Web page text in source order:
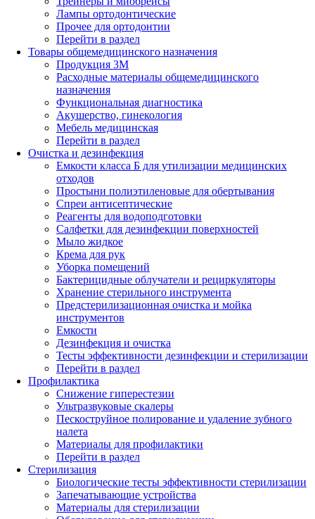
Лампы ортодонтические
Прочее для ортодонтии
Перейти в раздел
Товары общемедицинского назначения
Продукция 3М
Расходные материалы общемедицинского
назначения
Функциональная диагностика
Акушерство, гинекология
Мебель медицинская
Перейти в раздел
Очистка и дезинфекция
Емкости класса Б для утилизации медицинских
отходов
Простыни полиэтиленовые для обертывания
Спреи антисептические
Реагенты для водоподготовки
Салфетки для дезинфекции поверхностей
Мыло жидкое
Крема для рук
Уборка помещений
Бактерицидные облучатели и рециркуляторы
Хранение стерильного инструмента
Предстерилизационная очистка и мойка
инструментов
Емкости
Дезинфекция и очистка
Тесты эффективности дезинфекции и стерилизации
Перейти в раздел
Профилактика
Снижение гиперестезии
Ультразвуковые скалеры
Пескоструйное полирование и удаление зубного
налета
Материалы для профилактики
Перейти в раздел
Стерилизация
Биологические тесты эффективности стерилизации
Запечатывающие устройства
Материалы для стерилизации